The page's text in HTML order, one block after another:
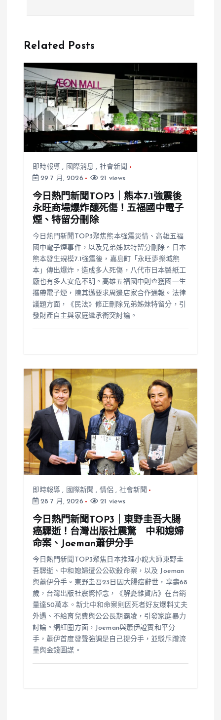
發激烈對峙
Related Posts
即時報導 , 國際消息 , 社會新聞
29 7 月, 2026
21 views
今日熱門新聞TOP3｜熊本7.1強震後
永旺商場爆炸釀死傷！五福國中電子
煙、特留分刪除
今日熱門新聞TOP3聚焦熊本強震災情、高雄五福
國中電子煙事件，以及兄弟姊妹特留分刪除。日本
熊本發生規模7.1強震後，嘉島町「永旺夢樂城熊
本」傳出爆炸，造成多人死傷，八代市日本製紙工
廠也有多人安危不明。高雄五福國中則查獲國一生
攜帶電子煙，陳其邁要求周邊店家合作通報。法律
議題方面，《民法》修正刪除兄弟姊妹特留分，引
發財產自主與家庭繼承衝突討論。
即時報導 , 國際新聞 , 情侶 , 社會新聞
28 7 月, 2026
21 views
今日熱門新聞TOP3｜東野圭吾大腸
癌驟逝！台灣出版社震驚 中和媳婦
命案、Joeman蕭伊分手
今日熱門新聞TOP3聚焦日本推理小說大師東野圭
吾驟逝、中和媳婦遭公公砍殺命案，以及 Joeman
與蕭伊分手。東野圭吾23日因大腸癌辭世，享壽68
歲，台灣出版社震驚悼念，《解憂雜貨店》在台銷
量達50萬本。新北中和命案則因死者好友爆料丈夫
外遇、不給育兒費與公公長期霸凌，引發家庭暴力
討論。網紅圈方面，Joeman與蕭伊證實和平分
手，蕭伊首度發聲強調是自己提分手，並駁斥蹭流
量與金錢圖謀。